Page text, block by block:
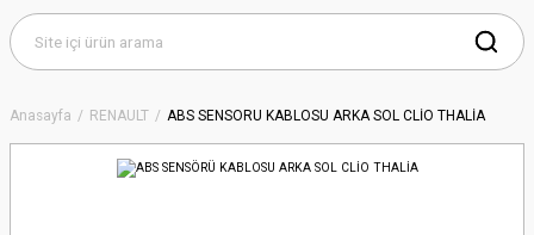
Anasayfa RENAULT ABS SENSÖRÜ KABLOSU ARKA SOL CLİO THALİA